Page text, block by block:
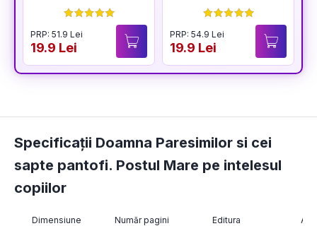
PRP: 51.9 Lei
19.9 Lei
PRP: 54.9 Lei
19.9 Lei
Specificații Doamna Paresimilor si cei
sapte pantofi. Postul Mare pe intelesul
copiilor
Dimensiune Număr pagini Editura